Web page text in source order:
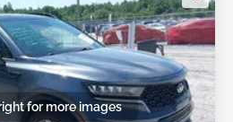
for more images